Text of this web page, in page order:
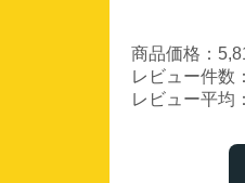
商品価格：
レビュー件数
レビュー平均